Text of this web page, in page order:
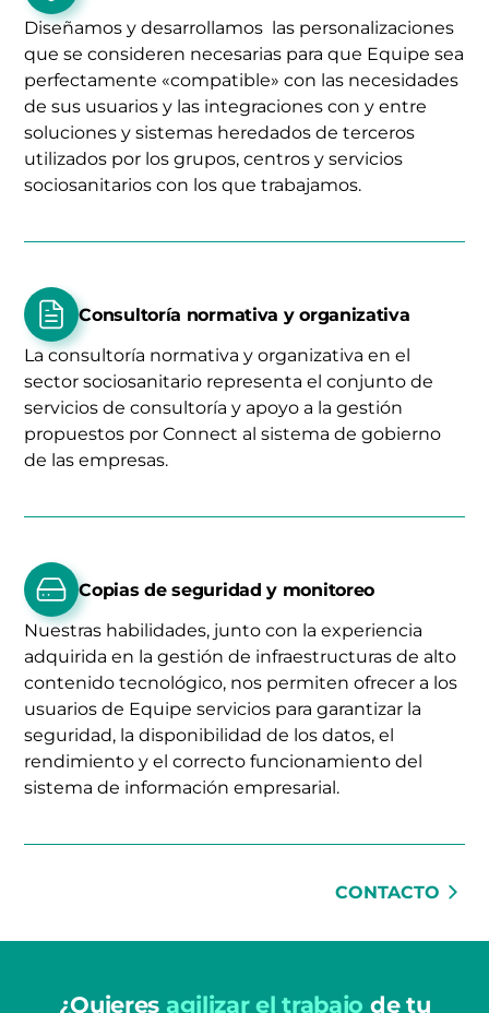
Diseñamos y desarrollamos las personalizaciones
que se consideren necesarias para que Equipe sea
perfectamente «compatible» con las necesidades
de sus usuarios y las integraciones con y entre
soluciones y sistemas heredados de terceros
utilizados por los grupos, centros y servicios
sociosanitarios con los que trabajamos.
Consultoría normativa y organizativa
La consultoría normativa y organizativa en el
sector sociosanitario representa el conjunto de
servicios de consultoría y apoyo a la gestión
propuestos por Connect al sistema de gobierno
de las empresas.
Copias de seguridad y monitoreo
Nuestras habilidades, junto con la experiencia
adquirida en la gestión de infraestructuras de alto
contenido tecnológico, nos permiten ofrecer a los
usuarios de Equipe servicios para garantizar la
seguridad, la disponibilidad de los datos, el
rendimiento y el correcto funcionamiento del
sistema de información empresarial.
CONTACTO
¿Quieres agilizar el trabajo de tu